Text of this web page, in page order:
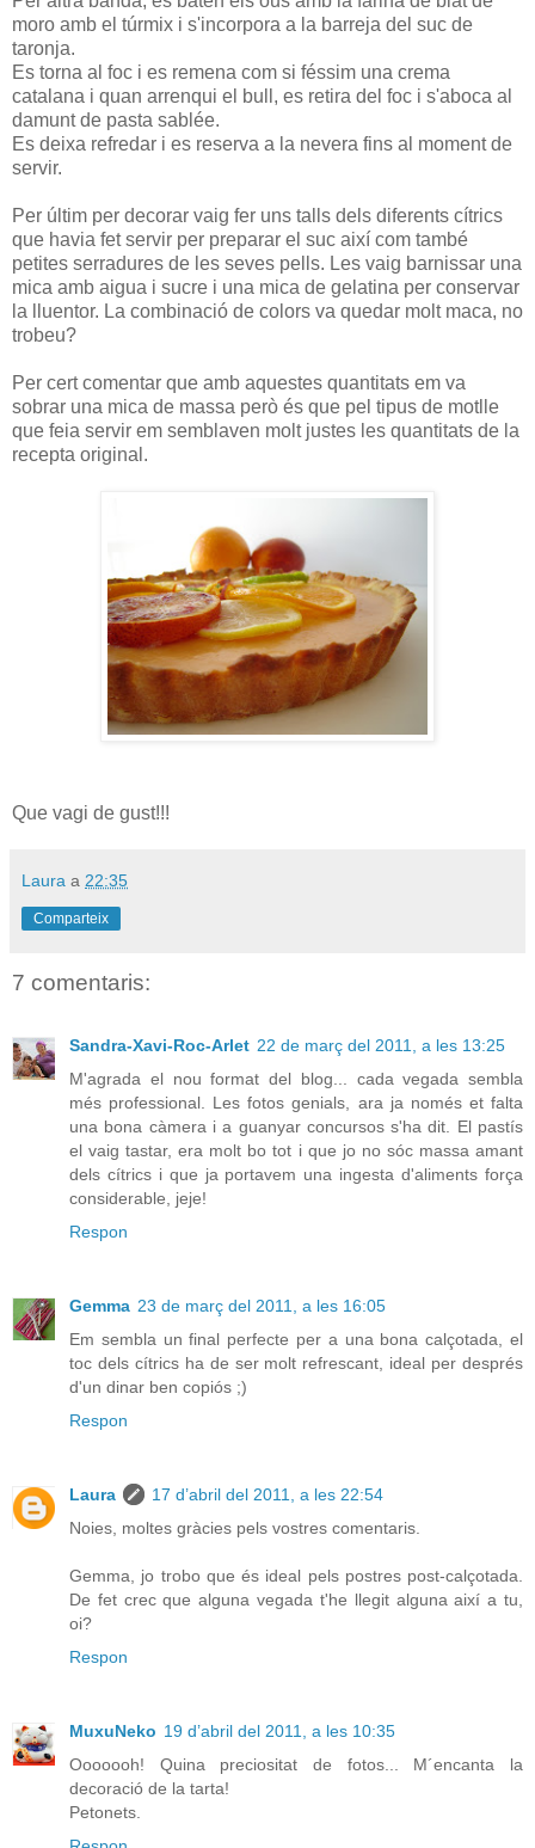
moro amb el túrmix i s'incorpora a la barreja del suc de
taronja.
Es torna al foc i es remena com si féssim una crema
catalana i quan arrenqui el bull, es retira del foc i s'aboca al
damunt de pasta sablée.
Es deixa refredar i es reserva a la nevera fins al moment de
servir.
Per últim per decorar vaig fer uns talls dels diferents cítrics
que havia fet servir per preparar el suc així com també
petites serradures de les seves pells. Les vaig barnissar una
mica amb aigua i sucre i una mica de gelatina per conservar
la lluentor. La combinació de colors va quedar molt maca, no
trobeu?
Per cert comentar que amb aquestes quantitats em va
sobrar una mica de massa però és que pel tipus de motlle
que feia servir em semblaven molt justes les quantitats de la
recepta original.
Que vagi de gust!!!
Laura a 22:35
Comparteix
7 comentaris:
Sandra-Xavi-Roc-Arlet 22 de març del 2011, a les 13:25
M'agrada el nou format del blog... cada vegada sembla
més professional. Les fotos genials, ara ja només et falta
una bona càmera i a guanyar concursos s'ha dit. El pastís
el vaig tastar, era molt bo tot i que jo no sóc massa amant
dels cítrics i que ja portavem una ingesta d'aliments força
considerable, jeje!
Respon
Gemma 23 de març del 2011, a les 16:05
Em sembla un final perfecte per a una bona calçotada, el
toc dels cítrics ha de ser molt refrescant, ideal per després
d'un dinar ben copiós ;)
Respon
Laura
17 d’abril del 2011, a les 22:54
Noies, moltes gràcies pels vostres comentaris.
Gemma, jo trobo que és ideal pels postres post-calçotada.
De fet crec que alguna vegada t'he llegit alguna així a tu,
oi?
Respon
MuxuNeko 19 d’abril del 2011, a les 10:35
Ooooooh! Quina preciositat de fotos... M´encanta la
decoració de la tarta!
Petonets.